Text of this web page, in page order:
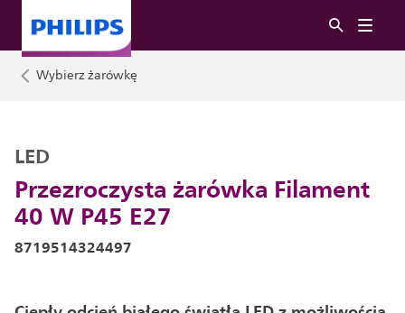
Wybierz żarówkę
Przezroczysta żarówka Filament
40 W P45 E27
LED
8719514324497